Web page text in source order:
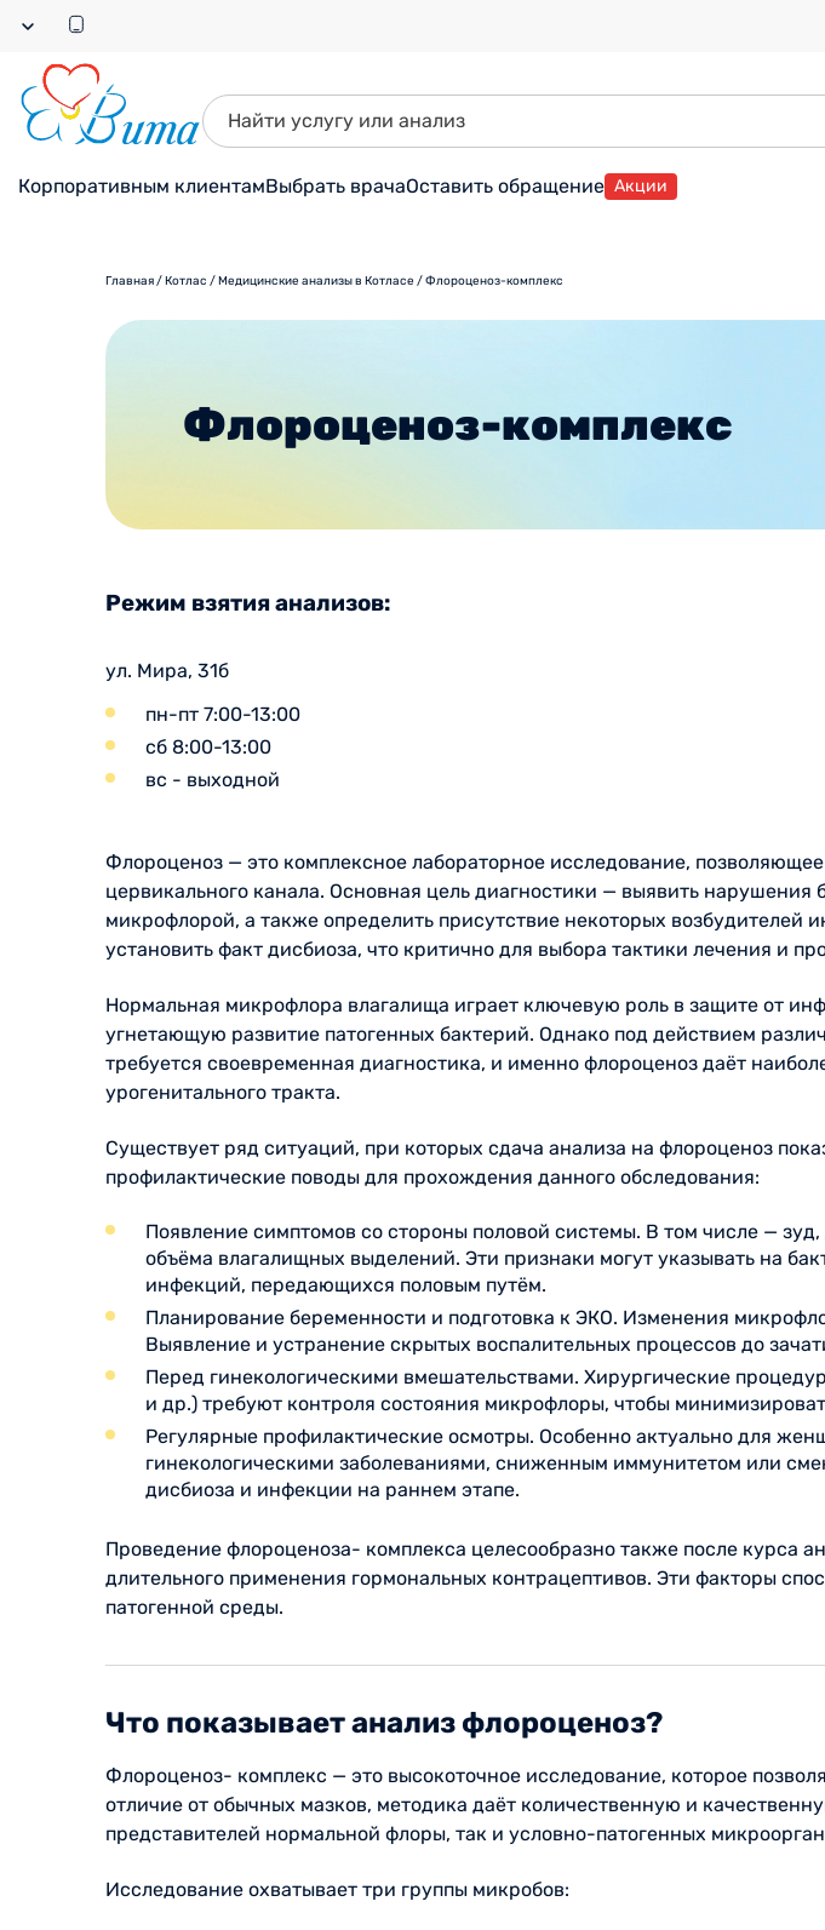
Корпоративным клиентамВыбрать врачаОставить обращение Акции
Главная/Котлас /Медицинские анализы в Котласе /Флороценоз-комплекс
Флороценоз-комплекс
Режим взятия анализов:
ул. Мира, 31б
пн-пт 7:00-13:00
сб 8:00-13:00
вс - выходной
Флороценоз — это комплексное лабораторное исследование,
цервикального канала. Основная цель диагностики — выявить
микрофлорой, а также определить присутствие некоторых
установить факт дисбиоза, что критично для выбора тактики лечения и
Нормальная микрофлора влагалища играет ключевую роль в защите от
угнетающую развитие патогенных бактерий. Однако под действием
требуется своевременная диагностика, и именно флороценоз даёт
урогенитального тракта.
Существует ряд ситуаций, при которых сдача анализа на флороценоз
профилактические поводы для прохождения данного обследования:
Появление симптомов со стороны половой системы. В том числе —
объёма влагалищных выделений. Эти признаки могут указывать на
инфекций, передающихся половым путём.
Планирование беременности и подготовка к ЭКО. Изменения
Выявление и устранение скрытых воспалительных процессов до
Перед гинекологическими вмешательствами. Хирургические
и др.) требуют контроля состояния микрофлоры, чтобы
Регулярные профилактические осмотры. Особенно актуально для
гинекологическими заболеваниями, сниженным иммунитетом или
дисбиоза и инфекции на раннем этапе.
Проведение флороценоза- комплекса целесообразно также после курса
длительного применения гормональных контрацептивов. Эти факторы
патогенной среды.
Что показывает анализ флороценоз?
Флороценоз- комплекс — это высокоточное исследование, которое
отличие от обычных мазков, методика даёт количественную и
представителей нормальной флоры, так и условно-патогенных
Исследование охватывает три группы микробов: